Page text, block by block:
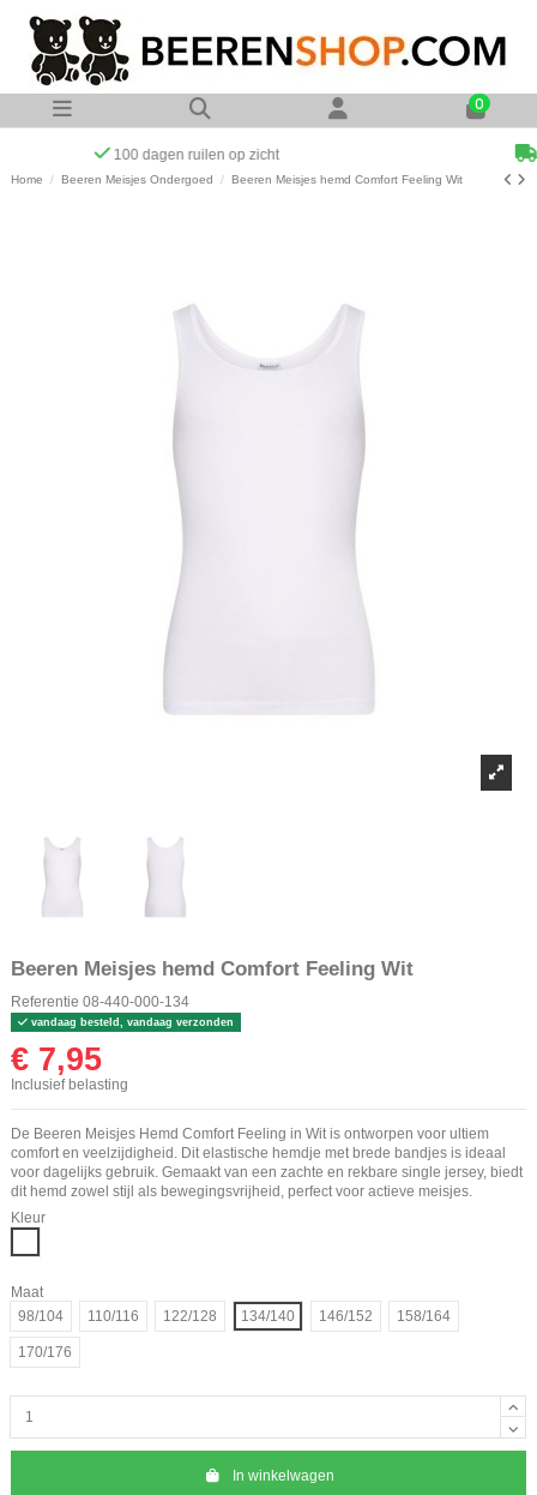
0
Op werkdagen voor 23:00 uur besteld zelfde dag verzonden
Home Beeren Meisjes Ondergoed Beeren Meisjes hemd Comfort Feeling Wit
Beeren Meisjes hemd Comfort Feeling Wit
Referentie 08-440-000-134
vandaag besteld, vandaag verzonden
€ 7,95
Inclusief belasting
De Beeren Meisjes Hemd Comfort Feeling in Wit is ontworpen voor ultiem
comfort en veelzijdigheid. Dit elastische hemdje met brede bandjes is ideaal
voor dagelijks gebruik. Gemaakt van een zachte en rekbare single jersey, biedt
dit hemd zowel stijl als bewegingsvrijheid, perfect voor actieve meisjes.
Kleur
Maat
98/104
110/116 122/128 134/140 146/152 158/164
170/176
In winkelwagen